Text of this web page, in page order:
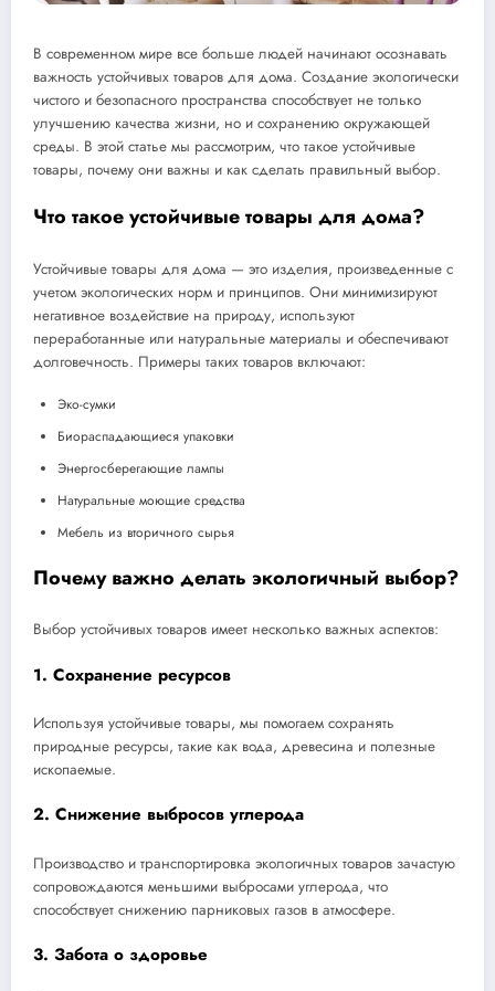
В современном мире все больше людей начинают осознавать
важность устойчивых товаров для дома. Создание экологически
чистого и безопасного пространства способствует не только
улучшению качества жизни, но и сохранению окружающей
среды. В этой статье мы рассмотрим, что такое устойчивые
товары, почему они важны и как сделать правильный выбор.
Что такое устойчивые товары для дома?
Устойчивые товары для дома — это изделия, произведенные с
учетом экологических норм и принципов. Они минимизируют
негативное воздействие на природу, используют
переработанные или натуральные материалы и обеспечивают
долговечность. Примеры таких товаров включают:
Эко-сумки
Биораспадающиеся упаковки
Энергосберегающие лампы
Натуральные моющие средства
Мебель из вторичного сырья
Почему важно делать экологичный выбор?
Выбор устойчивых товаров имеет несколько важных аспектов:
1. Сохранение ресурсов
Используя устойчивые товары, мы помогаем сохранять
природные ресурсы, такие как вода, древесина и полезные
ископаемые.
2. Снижение выбросов углерода
Производство и транспортировка экологичных товаров зачастую
сопровождаются меньшими выбросами углерода, что
способствует снижению парниковых газов в атмосфере.
3. Забота о здоровье